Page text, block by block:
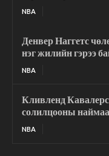
NBA
Денвер Наггетс
нэг жилийн гэрээ
NBA
Кливленд
солилцооны
NBA